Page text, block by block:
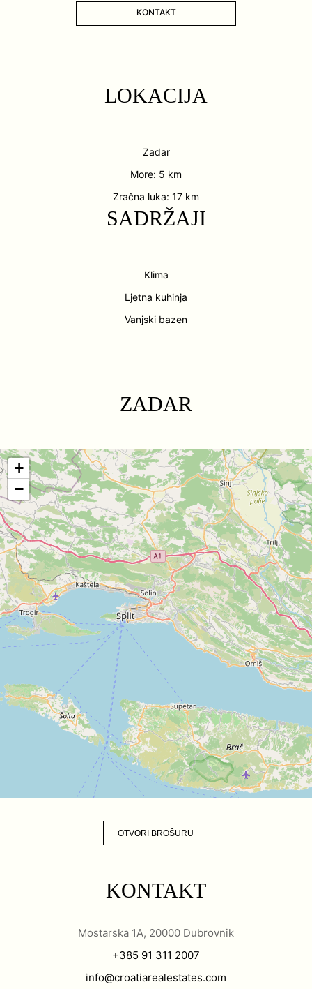
KONTAKT
LOKACIJA
Zadar
More: 5 km
Zračna luka: 17 km
SADRŽAJI
Klima
Ljetna kuhinja
Vanjski bazen
ZADAR
+
−
OTVORI BROŠURU
KONTAKT
Mostarska 1A, 20000 Dubrovnik
+385 91 311 2007
info@croatiarealestates.com